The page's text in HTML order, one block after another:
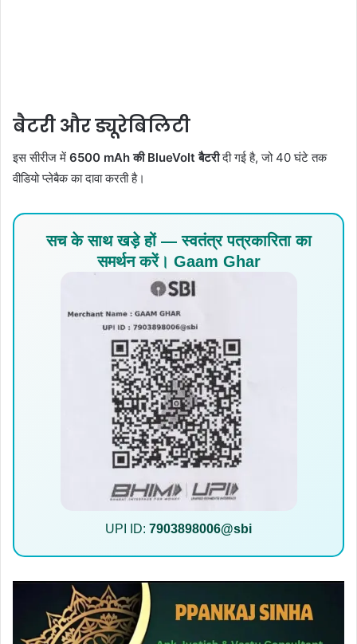
बैटरी और ड्यूरेबिलिटी
इस सीरीज में 6500 mAh की BlueVolt बैटरीदी गई है, जो 40 घंटे तक
वीडियो प्लेबैक का दावा करती है।
सच के साथ खड़े हों — स्वतंत्र पत्रकारिता का
समर्थन करें। Gaam Ghar
UPI ID: 7903898006@sbi